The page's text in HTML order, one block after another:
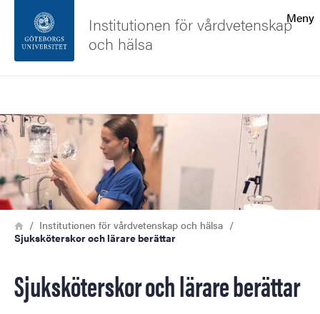
Sidfoten
Om webbplatsen
Meny
Institutionen för vårdvetenskap
och hälsa
Bild
Länkstig
HemInstitutionen för vårdvetenskap och hälsa
Sjuksköterskor och lärare berättar
Sjuksköterskor och lärare berättar